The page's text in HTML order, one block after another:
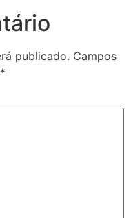
publicado. Campos
*